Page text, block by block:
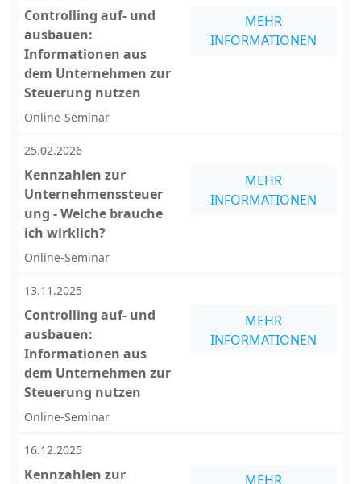
Controlling auf- und
ausbauen:
Informationen aus
dem Unternehmen zur
Steuerung nutzen
MEHR
INFORMATIONEN
Online-Seminar
25.02.2026
Kennzahlen zur
Unternehmenssteuer
ung - Welche brauche
ich wirklich?
MEHR
INFORMATIONEN
Online-Seminar
13.11.2025
Controlling auf- und
ausbauen:
Informationen aus
dem Unternehmen zur
Steuerung nutzen
MEHR
INFORMATIONEN
Online-Seminar
16.12.2025
Kennzahlen zur MEHR